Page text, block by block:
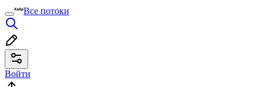
Все потоки
Войти